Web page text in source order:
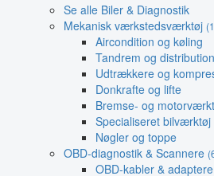
Se alle Biler & Diagnostik
Mekanisk værkstedsværktøj
Aircondition og køling
Tandrem og distribution
Udtrækkere og
Donkrafte og lifte
Bremse- og
Specialiseret bilværktøj
Nøgler og toppe
OBD-diagnostik & Scannere
OBD-kabler & adaptere